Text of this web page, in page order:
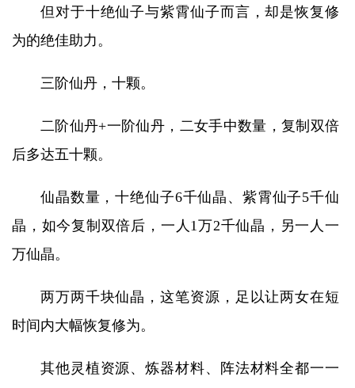
但对于十绝仙子与紫霄仙子而言，却是恢复修
为的绝佳助力。
三阶仙丹，十颗。
二阶仙丹+一阶仙丹，二女手中数量，复制双倍
后多达五十颗。
仙晶数量，十绝仙子6千仙晶、紫霄仙子5千仙
晶，如今复制双倍后，一人1万2千仙晶，另一人一
万仙晶。
两万两千块仙晶，这笔资源，足以让两女在短
时间内大幅恢复修为。
其他灵植资源、炼器材料、阵法材料全都一一